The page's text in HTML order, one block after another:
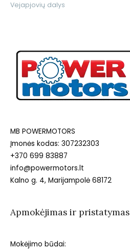
Vejapjovių dalys
MB POWERMOTORS
Įmonės kodas: 307232303
+370 699 83887
info@powermotors.lt
Kalno g. 4, Marijampolė 68172
Apmokėjimas ir pristatymas
Mokėjimo būdai: